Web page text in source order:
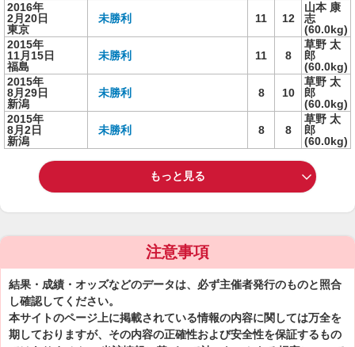
2016年
2月20日
東京
未勝利 11 12
山本 康
志
(60.0kg)
2015年
11月15日
福島
未勝利 11 8
草野 太
郎
(60.0kg)
2015年
8月29日
新潟
未勝利 8 10
草野 太
郎
(60.0kg)
2015年
8月2日
新潟
未勝利 8 8
草野 太
郎
(60.0kg)
もっと見る
注意事項
結果・成績・オッズなどのデータは、必ず主催者発行のものと照合
し確認してください。
本サイトのページ上に掲載されている情報の内容に関しては万全を
期しておりますが、その内容の正確性および安全性を保証するもの